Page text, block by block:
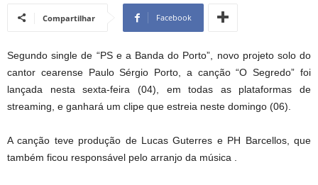
Compartilhar Facebook
Segundo single de “PS e a Banda do Porto”, novo projeto solo do
cantor cearense Paulo Sérgio Porto, a canção “O Segredo” foi
lançada nesta sexta-feira (04), em todas as plataformas de
streaming, e ganhará um clipe que estreia neste domingo (06).
A canção teve produção de Lucas Guterres e PH Barcellos, que
também ficou responsável pelo arranjo da música .